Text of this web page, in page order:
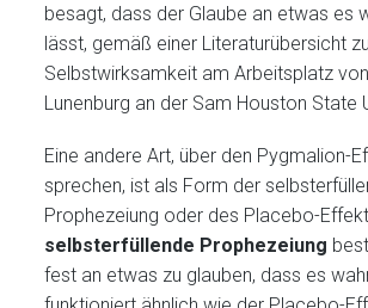
besagt, dass der Glaube an etwas es
lässt, gemäß einer Literaturübersicht
Selbstwirksamkeit am Arbeitsplatz
Lunenburg an der Sam Houston State
Eine andere Art, über den Pygmalion-
sprechen, ist als Form der
Prophezeiung oder des Placebo-
selbsterfüllende Prophezeiung
fest an etwas zu glauben, dass es